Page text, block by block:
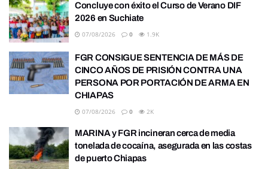
Concluye con éxito el Curso de Verano DIF
2026 en Suchiate
07/08/2026 0 1.9K
FGR CONSIGUE SENTENCIA DE MÁS DE
CINCO AÑOS DE PRISIÓN CONTRA UNA
PERSONA POR PORTACIÓN DE ARMA EN
CHIAPAS
07/08/2026 0 2K
MARINA y FGR incineran cerca de media
tonelada de cocaína, asegurada en las costas
de puerto Chiapas